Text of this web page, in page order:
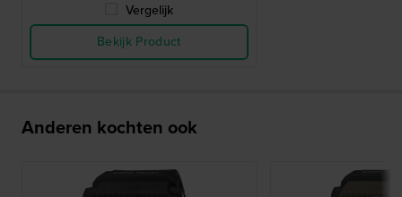
Vergelijk
Bekijk Product
Anderen kochten ook